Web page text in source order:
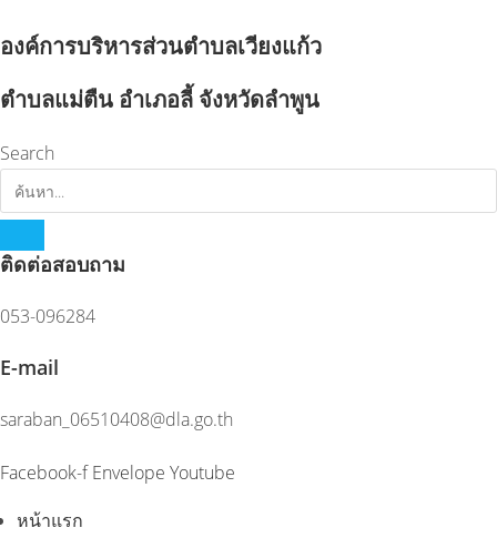
to
องค์การบริหารส่วนตำบลเวียงแก้ว
ตำบลแม่ตืน อำเภอลี้ จังหวัดลำพูน
Search
ติดต่อสอบถาม
053-096284
E-mail
saraban_06510408@dla.go.th
Facebook-f Envelope Youtube
หน้าแรก